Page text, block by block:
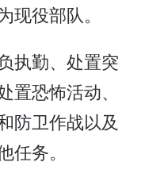
役部队。
执勤、处置突
恐怖活动、
防卫作战以及
务。